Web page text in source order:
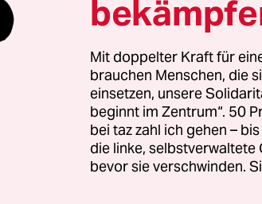
Mit doppelter Kraft für
brauchen Menschen, die
einsetzen, unsere
beginnt im Zentrum“. 50
bei taz zahl ich gehen –
die linke,
bevor sie verschwinden.